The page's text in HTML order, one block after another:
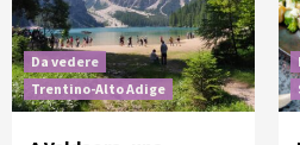
Da vedere
Trentino-Alto Adige